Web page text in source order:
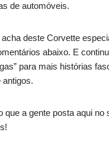
de automóveis.
deste Corvette
abaixo. E
para mais histórias
que a gente posta aqui